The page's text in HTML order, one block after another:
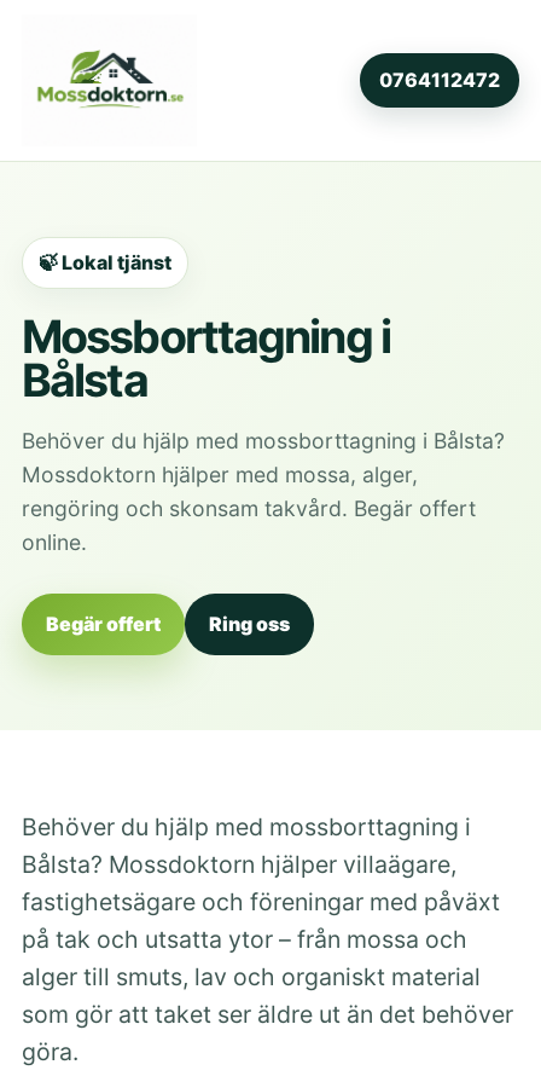
0764112472
🍃 Lokal tjänst
Mossborttagning i
Bålsta
Behöver du hjälp med mossborttagning i Bålsta?
Mossdoktorn hjälper med mossa, alger,
rengöring och skonsam takvård. Begär offert
online.
Begär offert Ring oss
Behöver du hjälp med mossborttagning i
Bålsta? Mossdoktorn hjälper villaägare,
fastighetsägare och föreningar med påväxt
på tak och utsatta ytor – från mossa och
alger till smuts, lav och organiskt material
som gör att taket ser äldre ut än det behöver
göra.